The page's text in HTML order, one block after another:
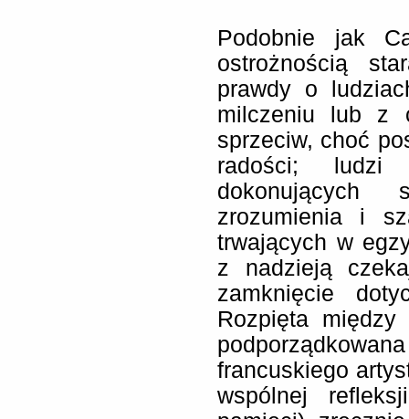
Podobnie jak
ostrożnością
prawdy o
milczeniu lub z
sprzeciw, choć
radości; ludzi
dokonujących
zrozumienia i
trwających w
z nadzieją
zamknięcie
Rozpięta między
francuskiego
wspólnej